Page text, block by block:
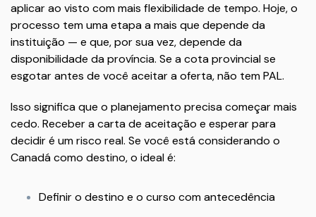
aplicar ao visto com mais flexibilidade de tempo. Hoje, o
processo tem uma etapa a mais que depende da
instituição — e que, por sua vez, depende da
disponibilidade da província. Se a cota provincial se
esgotar antes de você aceitar a oferta, não tem PAL.
Isso significa que o planejamento precisa começar mais
cedo. Receber a carta de aceitação e esperar para
decidir é um risco real. Se você está considerando o
Canadá como destino, o ideal é:
Definir o destino e o curso com antecedência